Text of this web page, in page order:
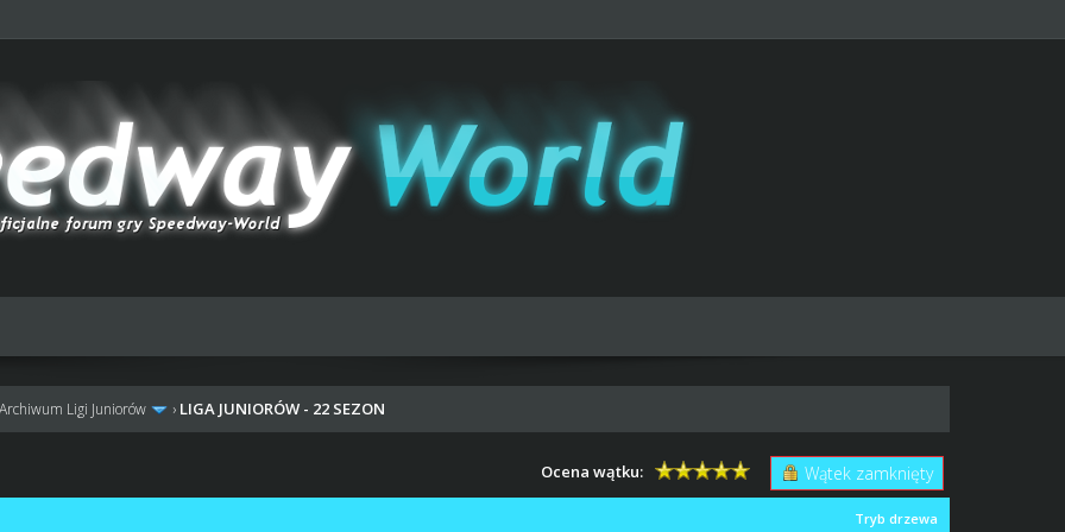
Archiwum Ligi Juniorów › LIGA JUNIORÓW - 22 SEZON
Wątek zamknięty
Ocena wątku:
Tryb drzewa